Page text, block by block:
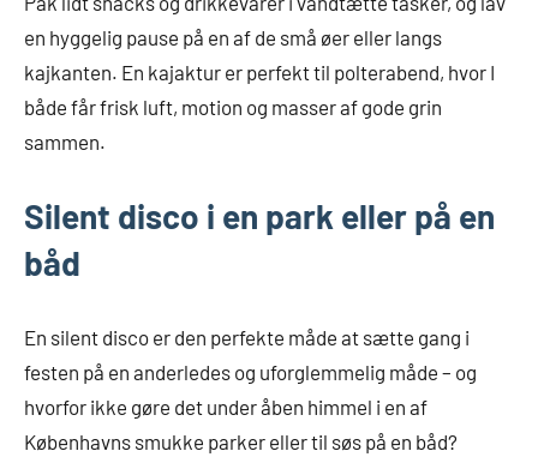
en hyggelig pause på en af de små øer eller langs
kajkanten. En kajaktur er perfekt til polterabend, hvor I
både får frisk luft, motion og masser af gode grin
sammen.
Silent disco i en park eller på en
båd
En silent disco er den perfekte måde at sætte gang i
festen på en anderledes og uforglemmelig måde – og
hvorfor ikke gøre det under åben himmel i en af
Københavns smukke parker eller til søs på en båd?